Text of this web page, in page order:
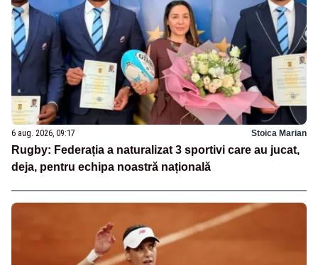
6 aug. 2026, 09:17 Stoica Marian
Rugby: Federația a naturalizat 3 sportivi care au jucat,
deja, pentru echipa noastră națională